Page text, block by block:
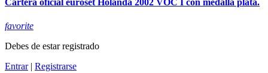
Cartera oficial euroset Holanda 2002 VOC I con medalla plata.
favorite
Debes de estar registrado
Entrar| Registrarse